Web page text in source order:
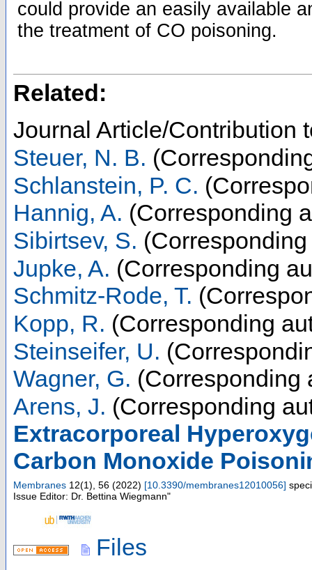
could provide an easily available
the treatment of CO poisoning.
Related:
Journal Article/Contribution
Steuer, N. B.
Schlanstein, P. C.
Hannig, A. (Corresponding
Sibirtsev, S.
Jupke, A. (Corresponding
Schmitz-Rode, T.
Kopp, R. (Corresponding
Steinseifer, U.
Wagner, G. (Corresponding
Arens, J. (Corresponding
Extracorporeal
Carbon Monoxide
Membranes 12(1), 56 (2022) [10.3390/membranes12010056]
Issue Editor: Dr. Bettina Wiegmann"
Files